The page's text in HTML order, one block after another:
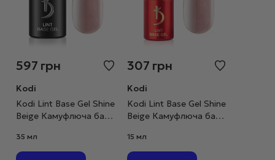
597 грн
Kodi
Kodi Lint Base Gel Shine
Beige Камуфлюча база
з шимером, 35 мл
35 мл
307 грн
Kodi
Kodi Lint Base Gel Shine
Beige Камуфлюча база
з шимером, 15 мл
15 мл